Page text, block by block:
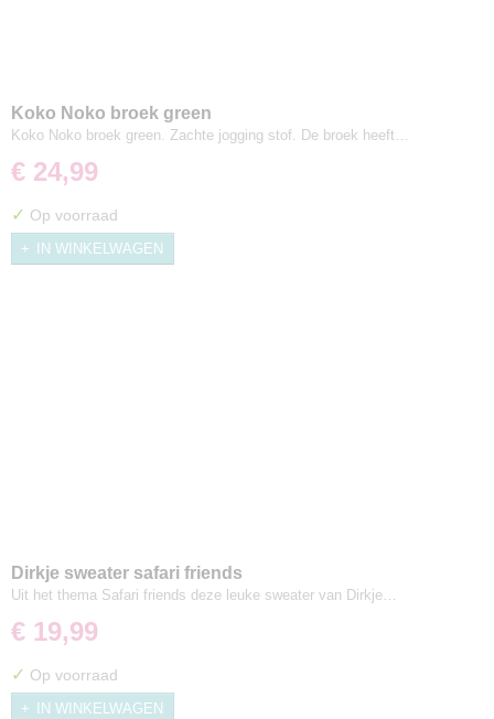
Koko Noko broek green
Koko Noko broek green. Zachte jogging stof. De broek heeft…
€ 24,99
✓ Op voorraad
IN WINKELWAGEN
Dirkje sweater safari friends
Uit het thema Safari friends deze leuke sweater van Dirkje…
€ 19,99
✓ Op voorraad
IN WINKELWAGEN